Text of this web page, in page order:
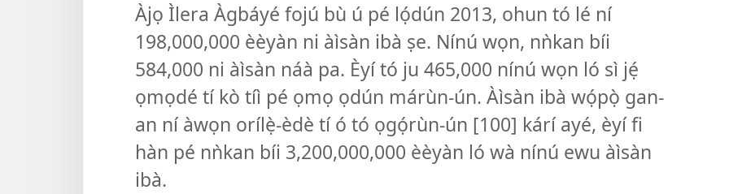
Àjọ Ìlera Àgbáyé fojú bù ú pé lọ́dún 2013, ohun tó lé ní
198,000,000 èèyàn ni àìsàn ibà ṣe. Nínú wọn, nǹkan bíi
584,000 ni àìsàn náà pa. Èyí tó ju 465,000 nínú wọn ló sì jẹ́
ọmọdé tí kò tíì pé ọmọ ọdún márùn-ún. Àìsàn ibà wọ́pọ̀ gan-
an ní àwọn orílẹ̀-èdè tí ó tó ọgọ́rùn-ún [100] kárí ayé, èyí fi
hàn pé nǹkan bíi 3,200,000,000 èèyàn ló wà nínú ewu àìsàn
ibà.